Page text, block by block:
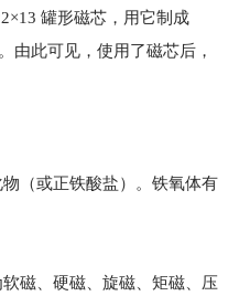
罐形磁芯，用它制成
由此可见，使用了磁芯后，
（或正铁酸盐）。铁氧体有
磁、硬磁、旋磁、矩磁、压